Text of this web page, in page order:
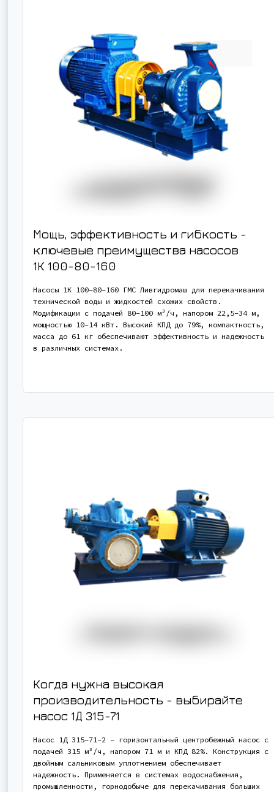
Мощь, эффективность и гибкость -
ключевые преимущества насосов
1К 100-80-160
Насосы 1К 100-80-160 ГМС Ливгидромаш для перекачивания
технической воды и жидкостей схожих свойств.
Модификации с подачей 80-100 м³/ч, напором 22,5-34 м,
мощностью 10-14 кВт. Высокий КПД до 79%, компактность,
масса до 61 кг обеспечивают эффективность и надежность
в различных системах.
Когда нужна высокая
производительность - выбирайте
насос 1Д 315-71
Насос 1Д 315-71-2 - горизонтальный центробежный насос с
подачей 315 м³/ч, напором 71 м и КПД 82%. Конструкция с
двойным сальниковым уплотнением обеспечивает
надежность. Применяется в системах водоснабжения,
промышленности, горнодобыче для перекачивания больших